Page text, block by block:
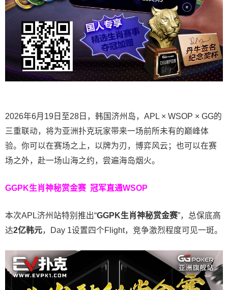
2026年6月19日至28日，韩国济州岛，APL × WSOP × GG的
三重联动，将为亚洲扑克玩家带来一场前所未有的巅峰体
验。 你可以在赛场之上，以牌为刃，博弈风云；也可以在赛
场之外，赴一场山海之约，尝遍海岛烟火。
GGPK生肖神秘赏金赛 冠军直通WSOP
本次APL济州站特别推出“GGPK生肖神秘赏金赛”，总保底高
达2亿韩元，Day 1设置四个Flight，竞争激烈程度可见一斑。